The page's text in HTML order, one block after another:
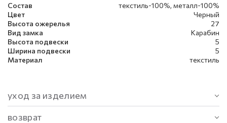
Состав
текстиль-100%, металл-100%
Цвет
Черный
Высота ожерелья
27
Вид замка
Карабин
Высота подвески
5
Ширина подвески
5
Материал
текстиль
уход за изделием
возврат